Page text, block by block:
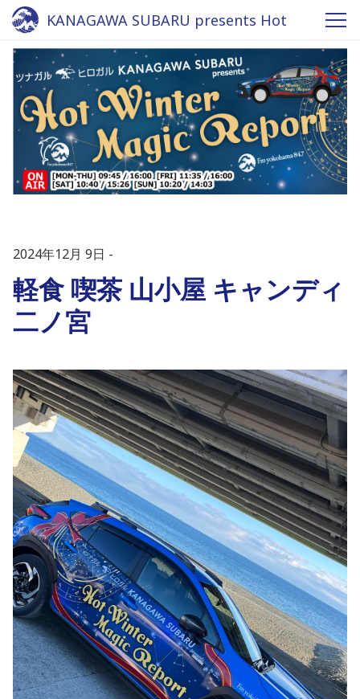
KANAGAWA SUBARU presents Hot
Winter Magic Report 2024 - Fm
yokohama 84.7
2024年12月 9日
軽食 喫茶 山小屋 キャンディ
二ノ宮